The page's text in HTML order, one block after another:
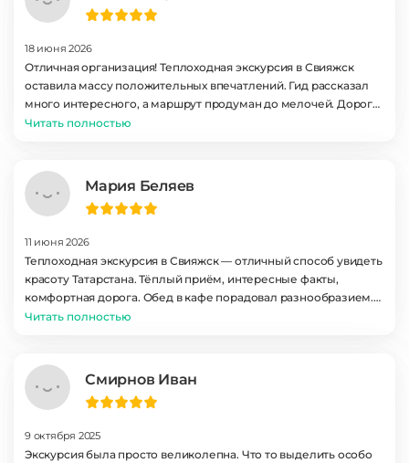
18 июня 2026
Отличная организация! Теплоходная экскурсия в Свияжск
оставила массу положительных впечатлений. Гид рассказал
много интересного, а маршрут продуман до мелочей. Дорога
прошла комфортно, автобус чистый. Обязательно
Читать полностью
Мария Беляев
11 июня 2026
Теплоходная экскурсия в Свияжск — отличный способ увидеть
красоту Татарстана. Тёплый приём, интересные факты,
комфортная дорога. Обед в кафе порадовал разнообразием.
Спасибо организаторам за заботу и professionalism! Такие
Читать полностью
Смирнов Иван
9 октября 2025
Экскурсия была просто великолепна. Что то выделить особо